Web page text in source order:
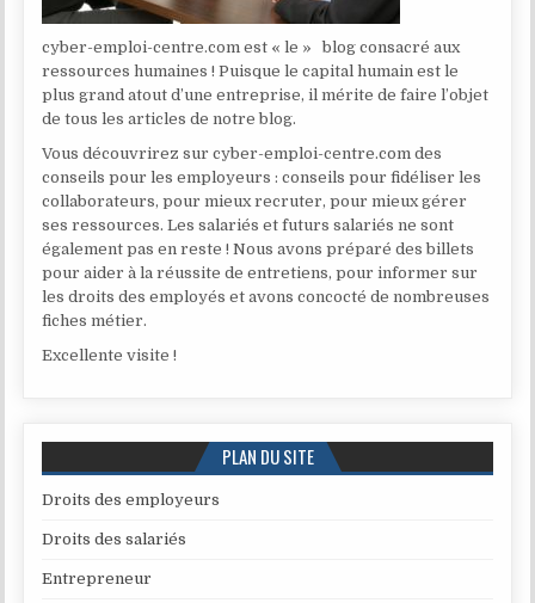
cyber-emploi-centre.com est « le » blog consacré aux
ressources humaines ! Puisque le capital humain est le
plus grand atout d’une entreprise, il mérite de faire l’objet
de tous les articles de notre blog.
Vous découvrirez sur cyber-emploi-centre.com des
conseils pour les employeurs : conseils pour fidéliser les
collaborateurs, pour mieux recruter, pour mieux gérer
ses ressources. Les salariés et futurs salariés ne sont
également pas en reste ! Nous avons préparé des billets
pour aider à la réussite de entretiens, pour informer sur
les droits des employés et avons concocté de nombreuses
fiches métier.
Excellente visite !
PLAN DU SITE
Droits des employeurs
Droits des salariés
Entrepreneur